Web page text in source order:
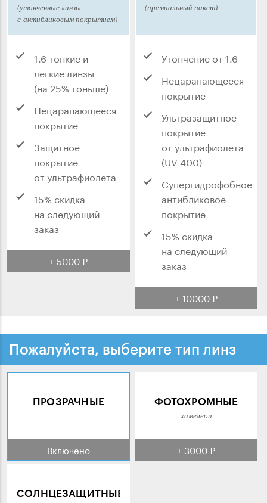
(утонченные линзы
с антибликовым покрытием)
1.6 тонкие и
легкие линзы
(на 25% тоньше)
Нецарапающееся
покрытие
Защитное
покрытие
от ультрафиолета
15% скидка
на следующий
заказ
+ 5000 ₽
(премиальный пакет)
Утончение от 1.6
Нецарапающееся
покрытие
Ультразащитное
покрытие
от ультрафиолета
(UV 400)
Супергидрофобное
антибликовое
покрытие
15% скидка
на следующий
заказ
+ 10000 ₽
Пожалуйста, выберите тип линз
ПРОЗРАЧНЫЕ
Включено
ФОТОХРОМНЫЕ
хамелеон
+ 3000 ₽
СОЛНЦЕЗАЩИТНЫЕ